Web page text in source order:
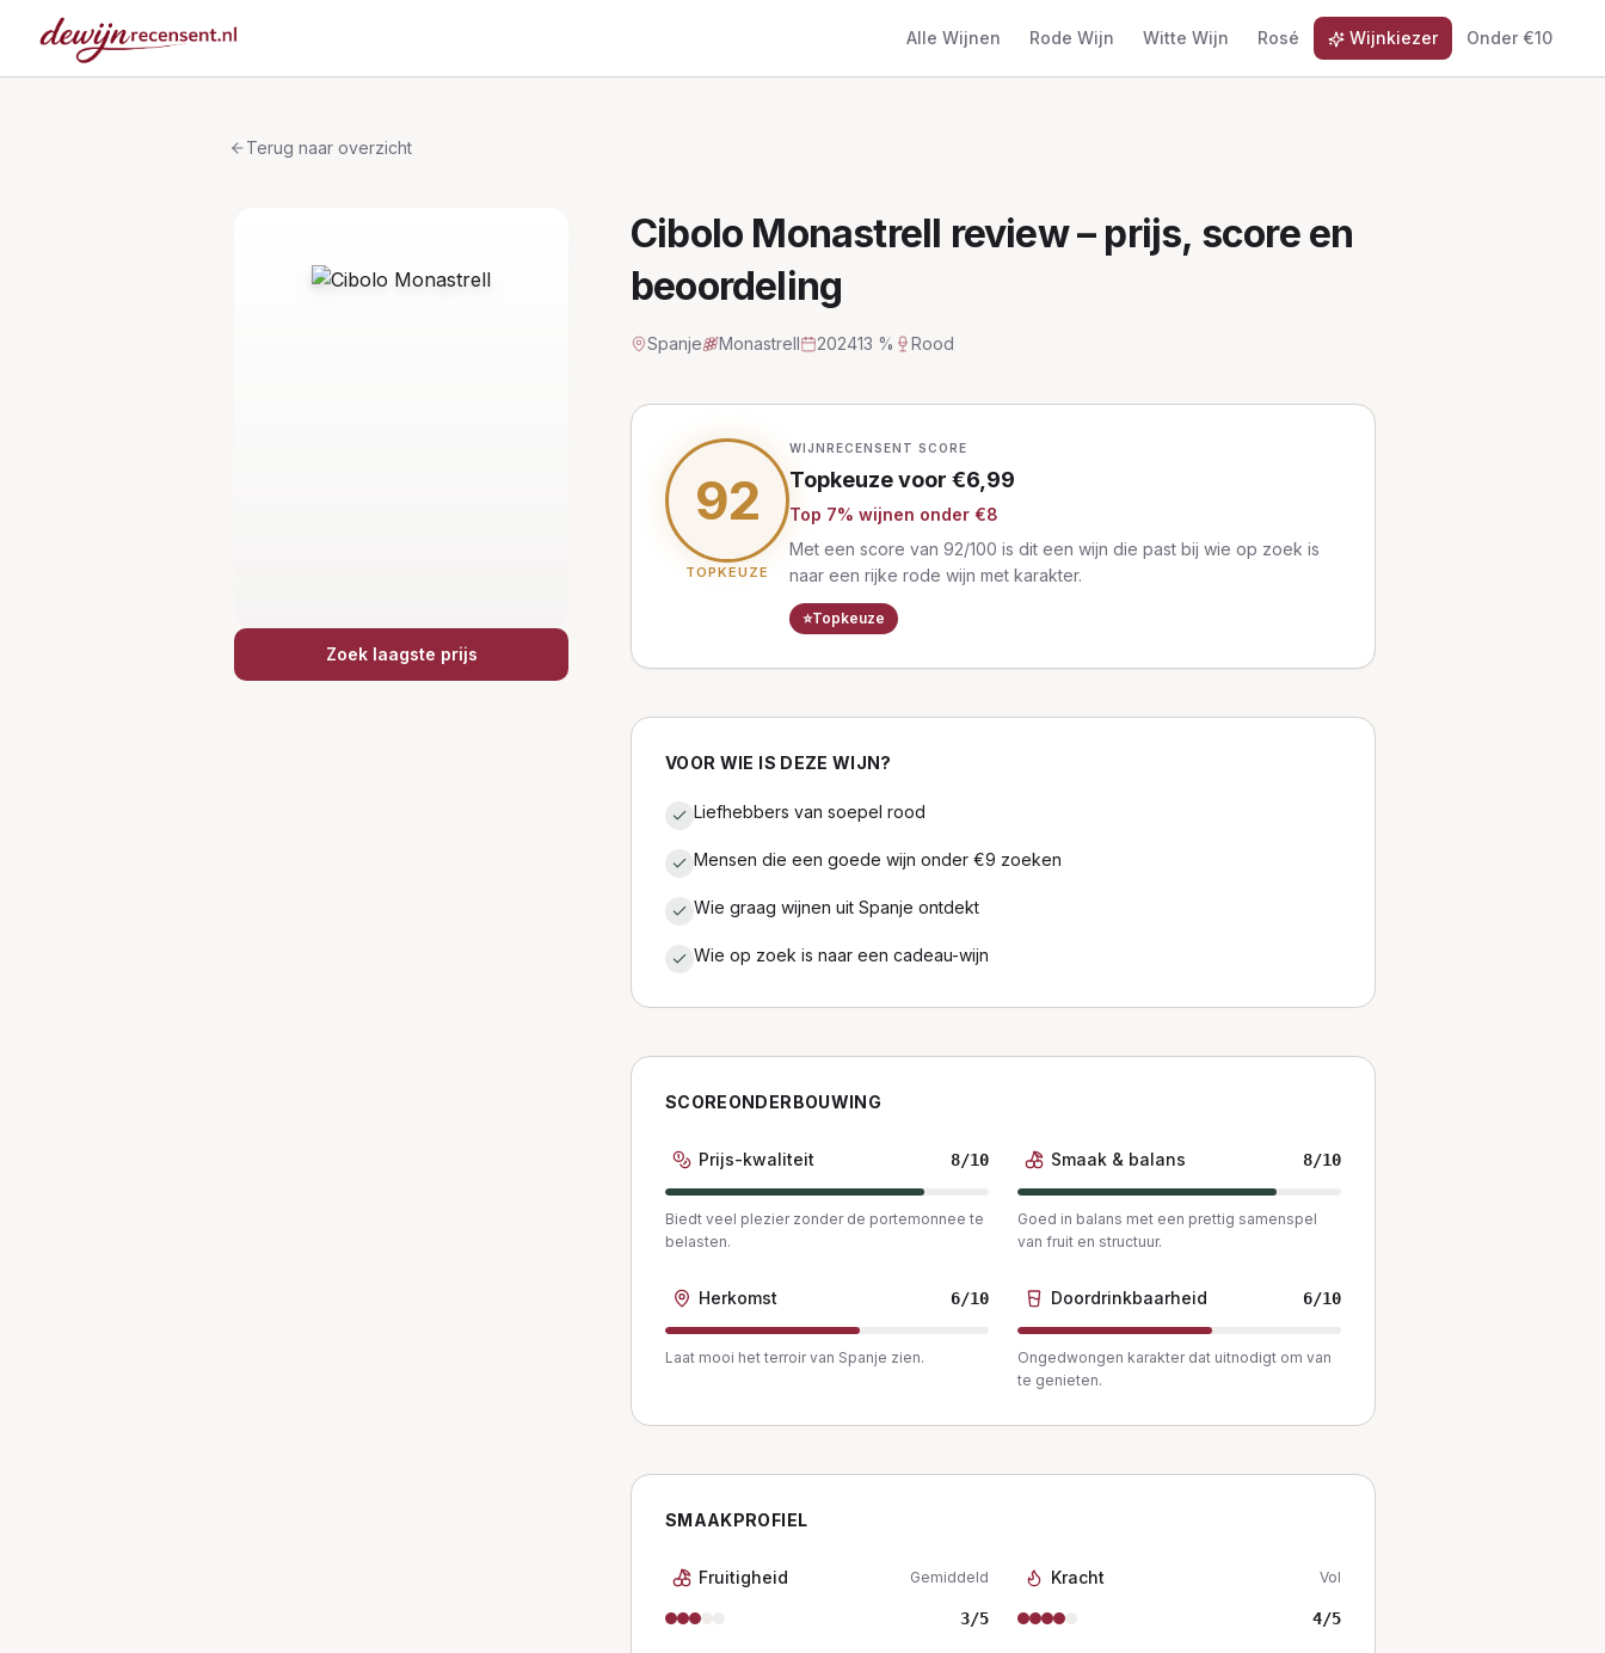
Alle Wijnen Rode Wijn Witte Wijn Rosé Wijnkiezer Onder €10
Terug naar overzicht
Zoek laagste prijs
Cibolo Monastrell review – prijs, score en
beoordeling
Spanje Monastrell 202413 % Rood
92
TOPKEUZE
WIJNRECENSENT SCORE
Topkeuzevoor €6,99
Top 7% wijnen onder €8
Met een score van 92/100 is dit een wijn die past bij wie op zoek is
naar een rijke rode wijn met karakter.
⭐Topkeuze
VOOR WIE IS DEZE WIJN?
Liefhebbers van soepel rood
Mensen die een goede wijn onder €9 zoeken
Wie graag wijnen uit Spanje ontdekt
Wie op zoek is naar een cadeau-wijn
SCOREONDERBOUWING
Prijs-kwaliteit 8/10
Biedt veel plezier zonder de portemonnee te
belasten.
Smaak & balans 8/10
Goed in balans met een prettig samenspel
van fruit en structuur.
Herkomst 6/10
Laat mooi het terroir van Spanje zien.
Doordrinkbaarheid 6/10
Ongedwongen karakter dat uitnodigt om van
te genieten.
SMAAKPROFIEL
Fruitigheid Gemiddeld
3/5
Kracht Vol
4/5